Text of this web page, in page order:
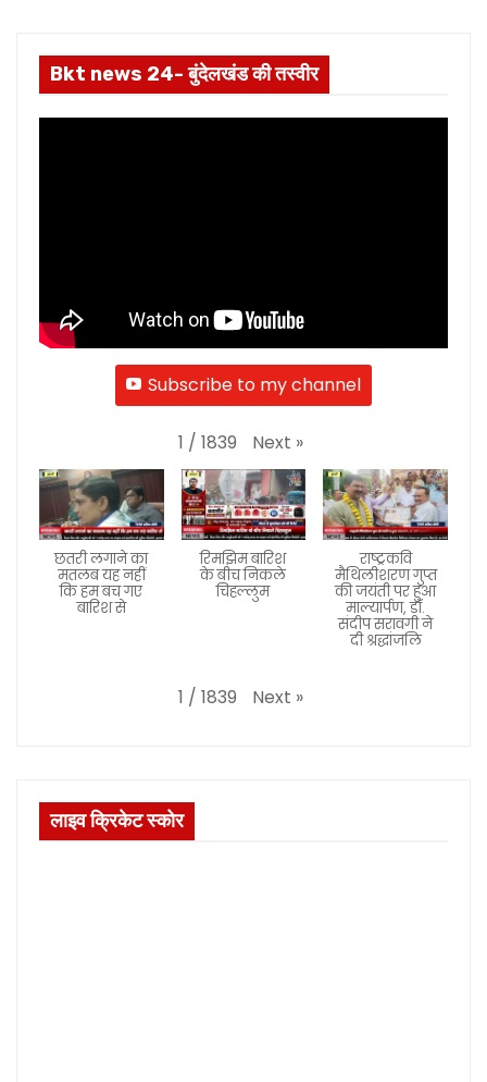
Bkt news 24- बुंदेलखंड की तस्वीर
Subscribe to my channel
1 / 1839 Next »
छतरी लगाने का
मतलब यह नहीं
कि हम बच गए
बारिश से
रिमझिम बारिश
के बीच निकले
चिहल्लुम
राष्ट्रकवि
मैथिलीशरण गुप्त
की जयंती पर हुआ
माल्यार्पण, डॉ.
संदीप सरावगी ने
दी श्रद्धांजलि
1 / 1839 Next »
लाइव क्रिकेट स्कोर